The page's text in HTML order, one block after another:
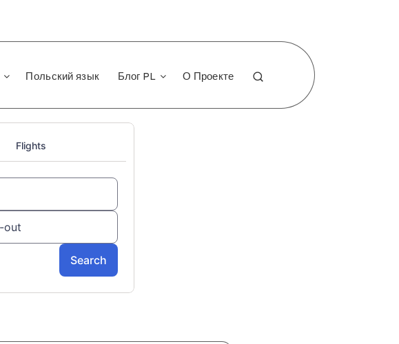
Польский язык Блог PL О Проекте